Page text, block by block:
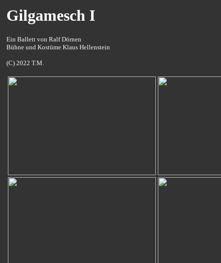
Gilgamesch I
Ein Ballett von Ralf Dörnen
Bühne und Kostüme Klaus Hellenstein
(C) 2022 T.M.